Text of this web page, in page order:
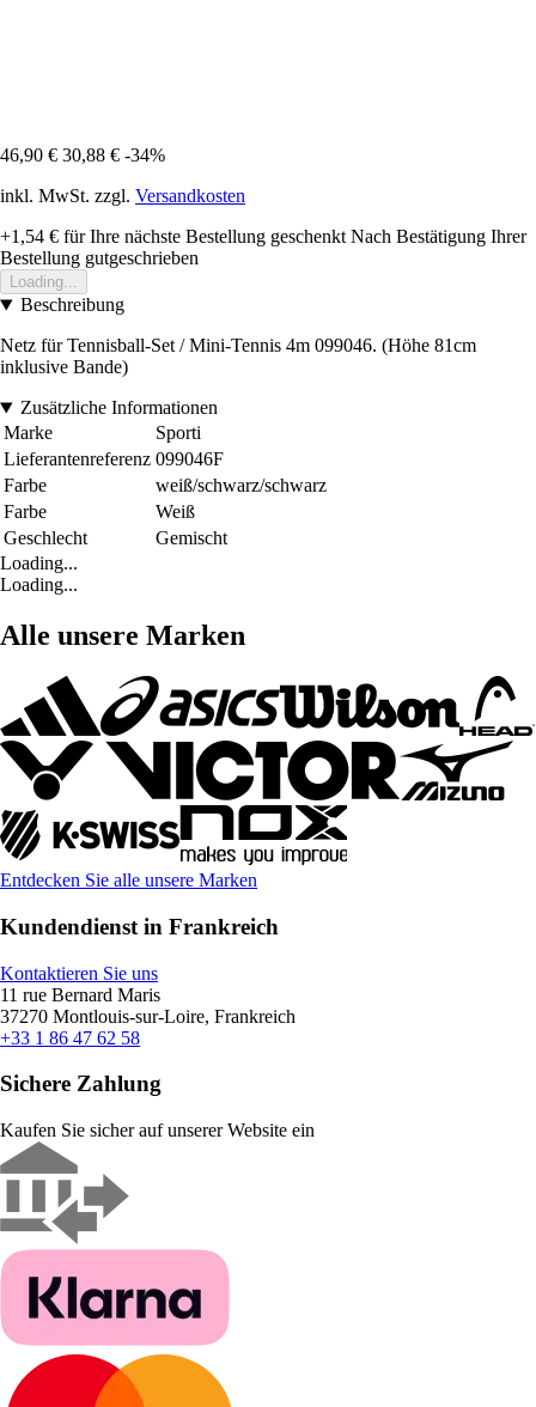
46,90 € 30,88 € -34%
inkl. MwSt. zzgl. Versandkosten
+1,54 € für Ihre nächste Bestellung geschenkt Nach Bestätigung Ihrer
Bestellung gutgeschrieben
Loading...
Beschreibung
Netz für Tennisball-Set / Mini-Tennis 4m 099046. (Höhe 81cm
inklusive Bande)
Zusätzliche Informationen
Marke
Sporti
Lieferantenreferenz 099046F
Farbe
weiß/schwarz/schwarz
Farbe
Weiß
Geschlecht
Gemischt
Loading...
Loading...
Alle unsere Marken
Entdecken Sie alle unsere Marken
Kundendienst in Frankreich
Kontaktieren Sie uns
11 rue Bernard Maris
37270 Montlouis-sur-Loire, Frankreich
+33 1 86 47 62 58
Sichere Zahlung
Kaufen Sie sicher auf unserer Website ein